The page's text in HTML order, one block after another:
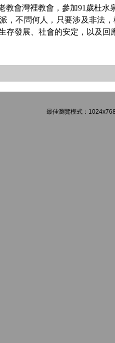
會灣裡教會，參加91歲杜水
，不問何人，只要涉及非法
存發展、社會的安定，以及回
最佳瀏覽模式：